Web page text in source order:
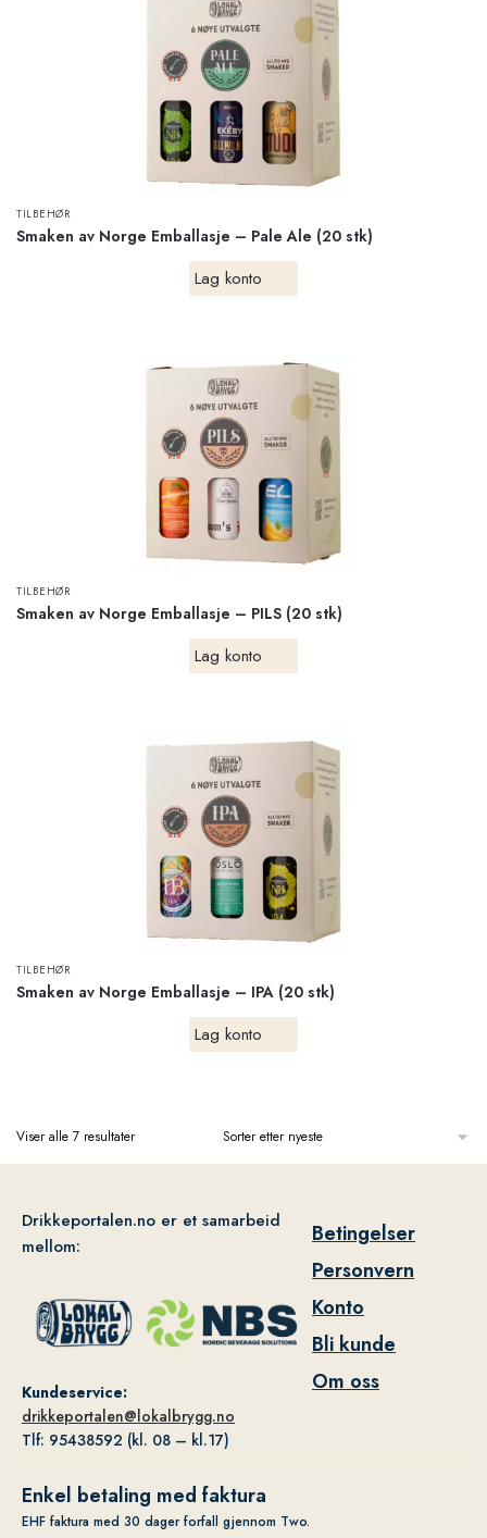
TILBEHØR
Smaken av Norge Emballasje – Pale Ale (20 stk)
Lag konto
TILBEHØR
Smaken av Norge Emballasje – PILS (20 stk)
Lag konto
TILBEHØR
Smaken av Norge Emballasje – IPA (20 stk)
Lag konto
Viser alle 7 resultater
Drikkeportalen.no er et samarbeid
mellom:
Kundeservice:
drikkeportalen@lokalbrygg.no
Tlf: 95438592 (kl. 08 – kl.17)
Betingelser
Personvern
Konto
Bli kunde
Om oss
Enkel betaling med faktura
EHF faktura med 30 dager forfall gjennom Two.